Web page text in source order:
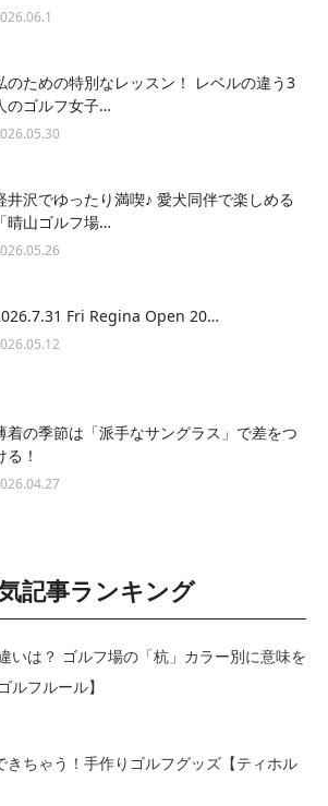
のための特別なレッスン！ レベルの違う3
のゴルフ女子…
井沢でゆったり満喫♪ 愛犬同伴で楽しめる
「晴山ゴルフ場…
Fri Regina Open 20…
着の季節は「派手なサングラス」で差をつ
る！
記事ランキング
いは？ ゴルフ場の「杭」カラー別に意味を
ルフルール】
きちゃう！手作りゴルフグッズ【ティホル